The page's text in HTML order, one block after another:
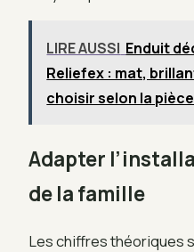
LIRE AUSSI Enduit
Reliefex : mat,
choisir selon la
Adapter
de la famille
Les chiffres théoriques